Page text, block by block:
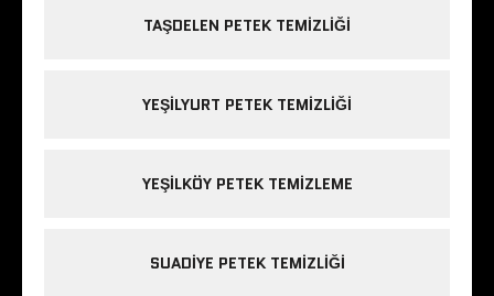
TAŞDELEN PETEK TEMIZLIĞI
YEŞILYURT PETEK TEMIZLIĞI
YEŞILKÖY PETEK TEMIZLEME
SUADIYE PETEK TEMIZLIĞI